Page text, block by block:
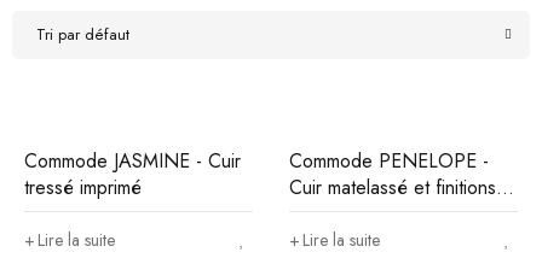
Tri par défaut
Commode JASMINE - Cuir
tressé imprimé
Lire la suite
Commode PENELOPE -
Cuir matelassé et finitions
métal
Lire la suite